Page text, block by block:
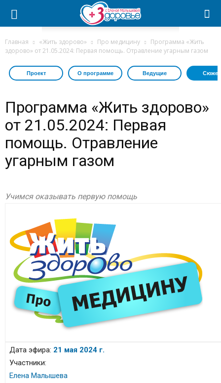
Главная «Жить здорово» Про медицину
Программа «Жить
здорово» от 21.05.2024: Первая помощь. Отравление угарным газом
Проект О программе Ведущие
Программа «Жить здорово»
от 21.05.2024: Первая
помощь. Отравление
угарным газом
Учимся оказывать первую помощь
Дата эфира: 21 мая 2024 г.
Участники:
Елена Малышева